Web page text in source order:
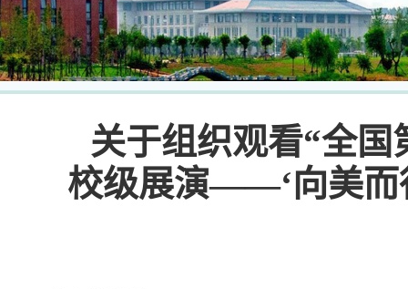
关于组织观看“全
校级展演——‘向美而